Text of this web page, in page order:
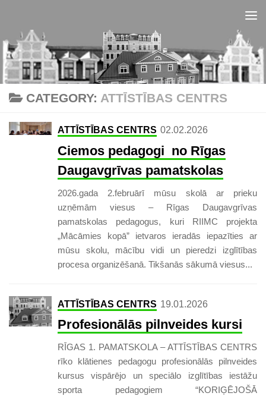
CATEGORY: ATTĪSTĪBAS CENTRS
ATTĪSTĪBAS CENTRS 02.02.2026
Ciemos pedagogi no Rīgas
Daugavgrīvas pamatskolas
2026.gada 2.februārī mūsu skolā ar prieku
uzņēmām viesus – Rīgas Daugavgrīvas
pamatskolas pedagogus, kuri RIIMC projekta
„Mācāmies kopā” ietvaros ieradās iepazīties ar
mūsu skolu, mācību vidi un pieredzi izglītības
procesa organizēšanā. Tikšanās sākumā viesus...
ATTĪSTĪBAS CENTRS 19.01.2026
Profesionālās pilnveides kursi
RĪGAS 1. PAMATSKOLA – ATTĪSTĪBAS CENTRS
rīko klātienes pedagogu profesionālās pilnveides
kursus vispārējo un speciālo izglītības iestāžu
sporta pedagogiem “KORIĢĒJOŠĀ